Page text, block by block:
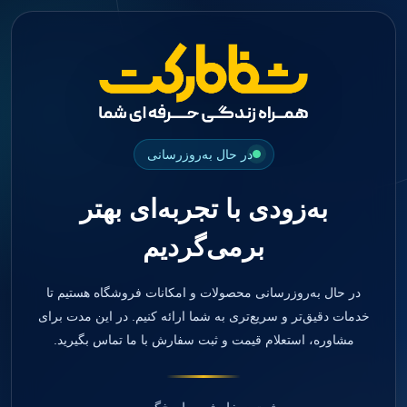
در حال به‌روزرسانی
به‌زودی با تجربه‌ای بهتر
برمی‌گردیم
در حال به‌روزرسانی محصولات و امکانات فروشگاه هستیم تا
خدمات دقیق‌تر و سریع‌تری به شما ارائه کنیم. در این مدت برای
مشاوره، استعلام قیمت و ثبت سفارش با ما تماس بگیرید.
جستجو
Impression Coping
صفحه اصلی
دندانپزشکی
مواد ترمیمی
کامپوزیت
کامپوزیت فلو
اسید اچ
باندینگ
بلیچینگ